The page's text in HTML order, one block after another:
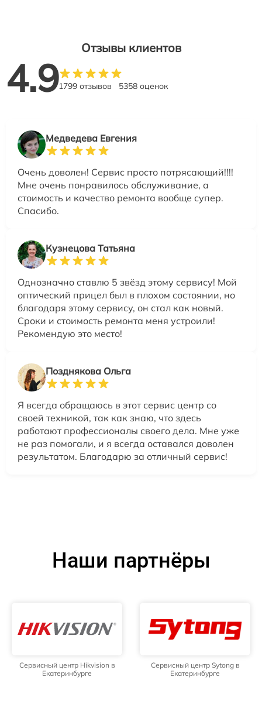
Отзывы клиентов
4.91799 отзывов 5358 оценок
Медведева Евгения
Очень доволен! Сервис просто потрясающий!!!!
Мне очень понравилось обслуживание, а
стоимость и качество ремонта вообще супер.
Спасибо.
Кузнецова Татьяна
Однозначно ставлю 5 звёзд этому сервису! Мой
оптический прицел был в плохом состоянии, но
благодаря этому сервису, он стал как новый.
Сроки и стоимость ремонта меня устроили!
Рекомендую это место!
Позднякова Ольга
Я всегда обращаюсь в этот сервис центр со
своей техникой, так как знаю, что здесь
работают профессионалы своего дела. Мне уже
не раз помогали, и я всегда оставался доволен
результатом. Благодарю за отличный сервис!
Наши партнёры
Сервисный центр Hikvision в
Екатеринбурге
Сервисный центр Sytong в
Екатеринбурге